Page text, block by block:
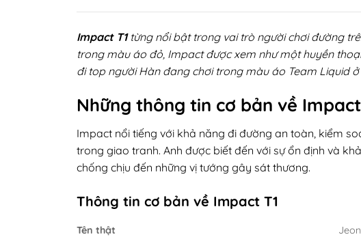
Impact T1từng nổi bật trong vai trò người chơi đường
trong màu áo đỏ, Impact được xem như một huyền
đi top người Hàn đang chơi trong màu áo Team Liquid ở
Những thông tin cơ bản về Impact
Impact nổi tiếng với khả năng đi đường an toàn, kiểm
trong giao tranh. Anh được biết đến với sự ổn định và
chống chịu đến những vị tướng gây sát thương.
Thông tin cơ bản về Impact T1
Tên thật